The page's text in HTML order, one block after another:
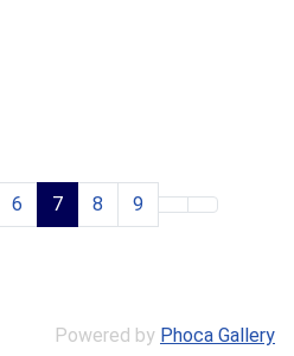
6 7 8 9
Powered by Phoca Gallery